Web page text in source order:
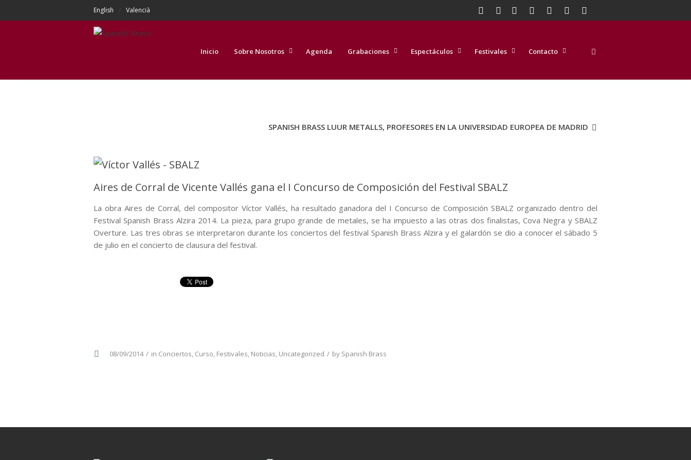
English Valencià
Inicio Sobre Nosotros Agenda Grabaciones Espectáculos Festivales Contacto
SPANISH BRASS LUUR METALLS, PROFESORES EN LA UNIVERSIDAD EUROPEA DE MADRID
Aires de Corral de Vicente Vallés gana el I Concurso de Composición del Festival SBALZ
La obra Aires de Corral, del compositor Víctor Vallés, ha resultado ganadora del I Concurso de Composición SBALZ organizado dentro del
Festival Spanish Brass Alzira 2014. La pieza, para grupo grande de metales, se ha impuesto a las otras dos finalistas, Cova Negra y SBALZ
Overture. Las tres obras se interpretaron durante los conciertos del festival Spanish Brass Alzira y el galardón se dio a conocer el sábado 5
de julio en el concierto de clausura del festival.
08/09/2014 in Conciertos, Curso, Festivales, Noticias, Uncategorized by Spanish Brass